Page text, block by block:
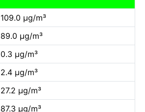
109.0 µg/m³
89.0 µg/m³
0.3 µg/m³
2.4 µg/m³
27.2 µg/m³
87.3 µg/m³